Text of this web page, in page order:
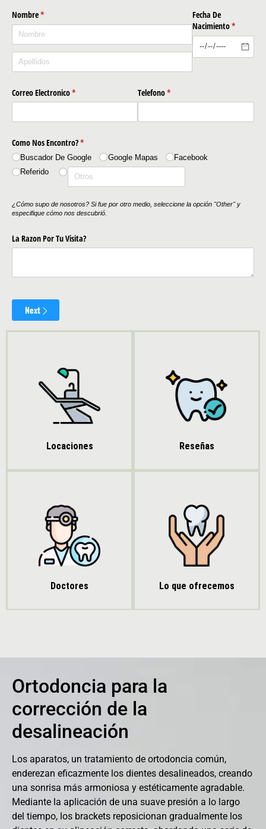
Locaciones Reseñas
Doctores Lo que ofrecemos
Ortodoncia para la
corrección de la
desalineación
Los aparatos, un tratamiento de ortodoncia común,
enderezan eficazmente los dientes desalineados, creando
una sonrisa más armoniosa y estéticamente agradable.
Mediante la aplicación de una suave presión a lo largo
del tiempo, los brackets reposicionan gradualmente los